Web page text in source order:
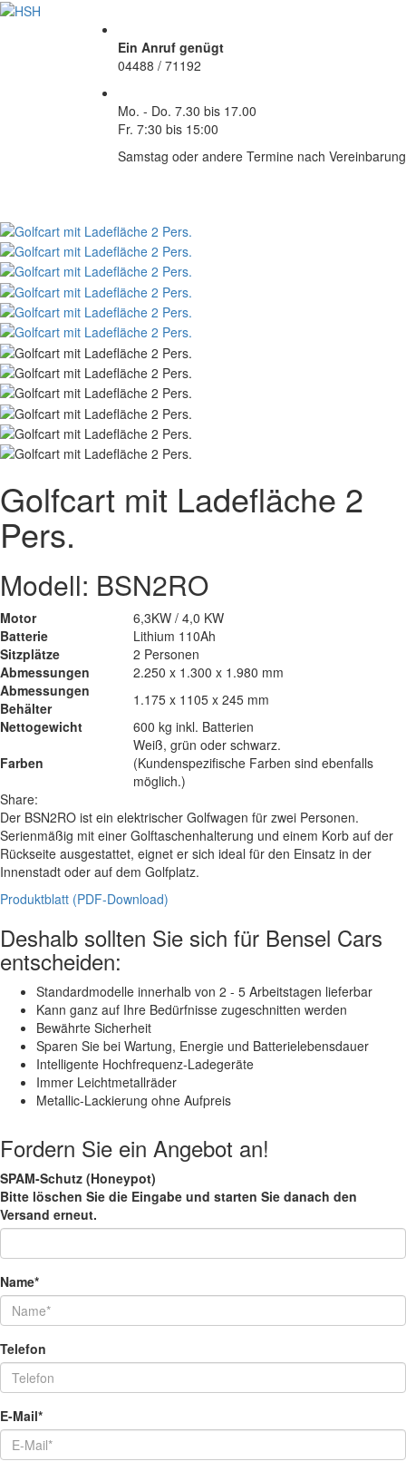
Ein Anruf genügt
04488 / 71192
Mo. - Do. 7.30 bis 17.00
Fr. 7:30 bis 15:00
Samstag oder andere Termine nach Vereinbarung
Golfcart mit Ladefläche 2
Pers.
Modell: BSN2RO
Motor
6,3KW / 4,0 KW
Batterie
Lithium 110Ah
Sitzplätze
2 Personen
Abmessungen
2.250 x 1.300 x 1.980 mm
Abmessungen
Behälter
1.175 x 1105 x 245 mm
Nettogewicht
600 kg inkl. Batterien
Farben
Weiß, grün oder schwarz.
(Kundenspezifische Farben sind ebenfalls
möglich.)
Share:
Der BSN2RO ist ein elektrischer Golfwagen für zwei Personen.
Serienmäßig mit einer Golftaschenhalterung und einem Korb auf der
Rückseite ausgestattet, eignet er sich ideal für den Einsatz in der
Innenstadt oder auf dem Golfplatz.
Produktblatt (PDF-Download)
Deshalb sollten Sie sich für Bensel Cars
entscheiden:
Standardmodelle innerhalb von 2 - 5 Arbeitstagen lieferbar
Kann ganz auf Ihre Bedürfnisse zugeschnitten werden
Bewährte Sicherheit
Sparen Sie bei Wartung, Energie und Batterielebensdauer
Intelligente Hochfrequenz-Ladegeräte
Immer Leichtmetallräder
Metallic-Lackierung ohne Aufpreis
Fordern Sie ein Angebot an!
SPAM-Schutz (Honeypot)
Bitte löschen Sie die Eingabe und starten Sie danach den
Versand erneut.
Name*
Telefon
E-Mail*